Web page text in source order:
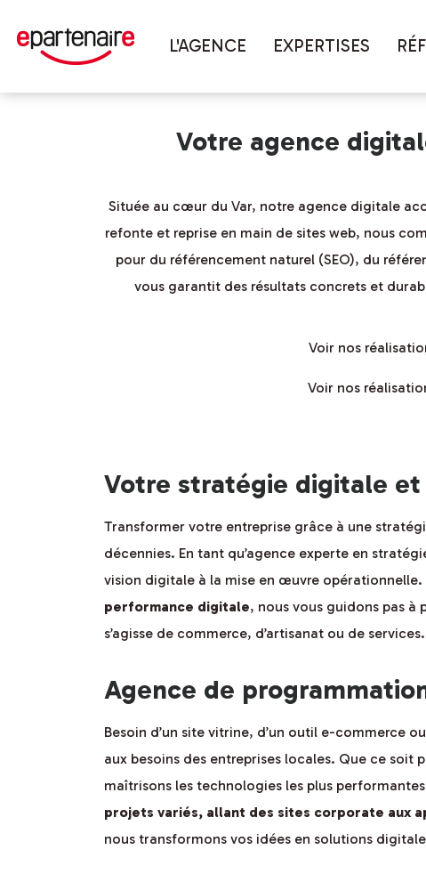
L'AGENCE EXPERTISES
Vous êtes ici : Accueil couverture
Votre agence
Située au cœur du Var, notre agence digitale
refonte et reprise en main de sites web, nous
pour du référencement naturel (SEO), du
vous garantit des résultats concrets et
Voir nos
Voir nos
Votre stratégie digitale et
Transformer votre entreprise grâce à une
décennies. En tant qu’agence experte en
vision digitale à la mise en œuvre opérationnelle.
performance digitale, nous vous guidons pas à
s’agisse de commerce, d’artisanat ou de services.
Agence de
Besoin d’un site vitrine, d’un outil e-commerce
aux besoins des entreprises locales. Que ce
maîtrisons les technologies les plus performantes
projets variés, allant des sites corporate aux
nous transformons vos idées en solutions